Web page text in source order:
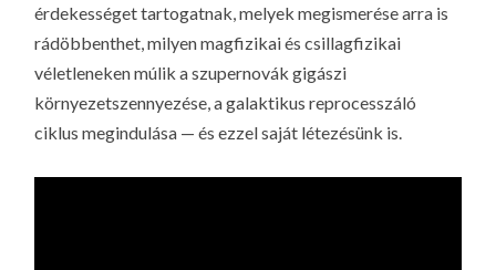
érdekességet tartogatnak, melyek megismerése arra is
rádöbbenthet, milyen magfizikai és csillagfizikai
véletleneken múlik a szupernovák gigászi
környezetszennyezése, a galaktikus reprocesszáló
ciklus megindulása — és ezzel saját létezésünk is.